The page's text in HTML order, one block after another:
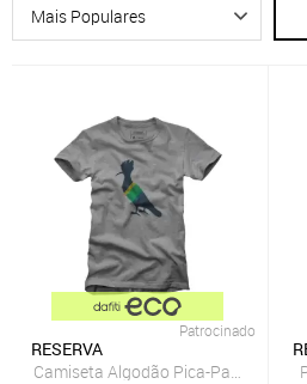
Patrocinado
RESERVA
Camiseta Algodão Pica-Pau Patriota